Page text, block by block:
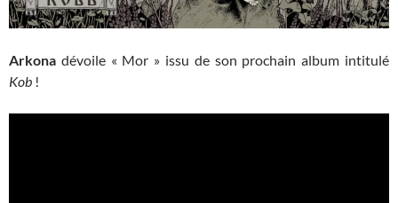
Arkona dévoile « Mor » issu de son prochain album intitulé
Kob !